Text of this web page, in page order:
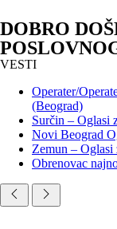
DOBRO
VESTI
Operater/
(Beograd)
Surčin – Oglasi
Novi Beograd
Zemun – Oglasi
Obrenovac